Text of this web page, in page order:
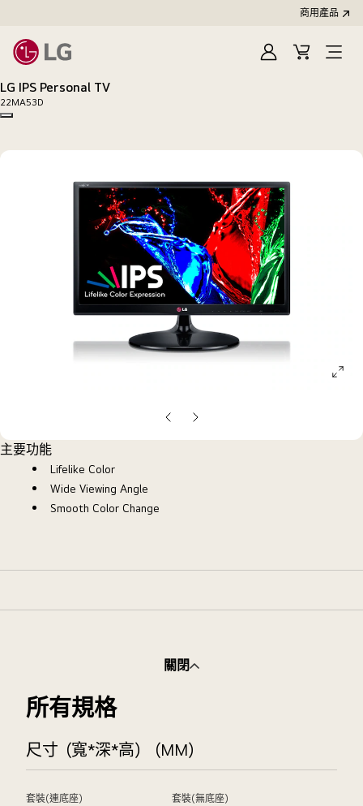
商用產品
登
購
LG IPS Personal TV
22MA53D
Copy model name
上
一
下
一
主要功能
Lifelike Color
Wide Viewing Angle
Smooth Color Change
關閉
所有規格
尺寸（寬*深*高）（MM）
套裝(連底座) 套裝(無底座)